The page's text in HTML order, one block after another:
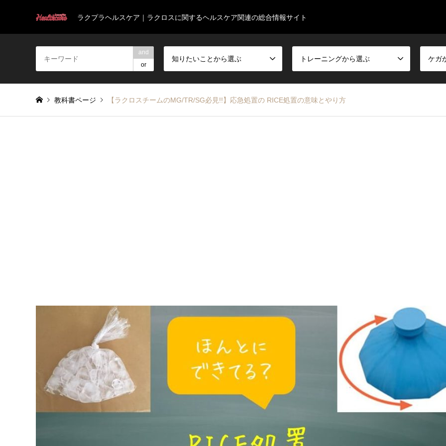
ラクプラヘルスケア｜ラクロスに関するヘルスケア関連の総合情報サイト
and
or
知りたいことから選ぶ トレーニングから選ぶ ケガ
教科書ページ 【ラクロスチームのMG/TR/SG必見!!】応急処置の RICE処置の意味とやり方